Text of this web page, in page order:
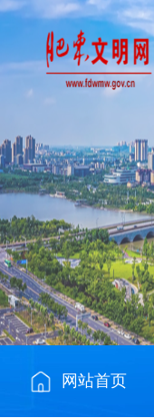
网站首页